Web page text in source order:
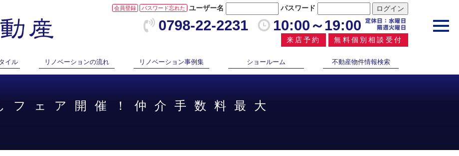
ユーザー名 パスワード
会員登録 パスワード忘れた
0798-22-2231 10:00～19:00
来店予約 無料個別相談受付
イル リノベーションの流れ リノベーション事例集 ショールーム 不動産物件情報検索
ェア開催！仲介手数料最大